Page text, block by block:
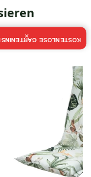
GARTENINSPIRATION
×